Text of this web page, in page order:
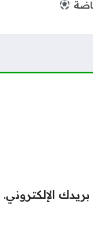
الإلكتروني.